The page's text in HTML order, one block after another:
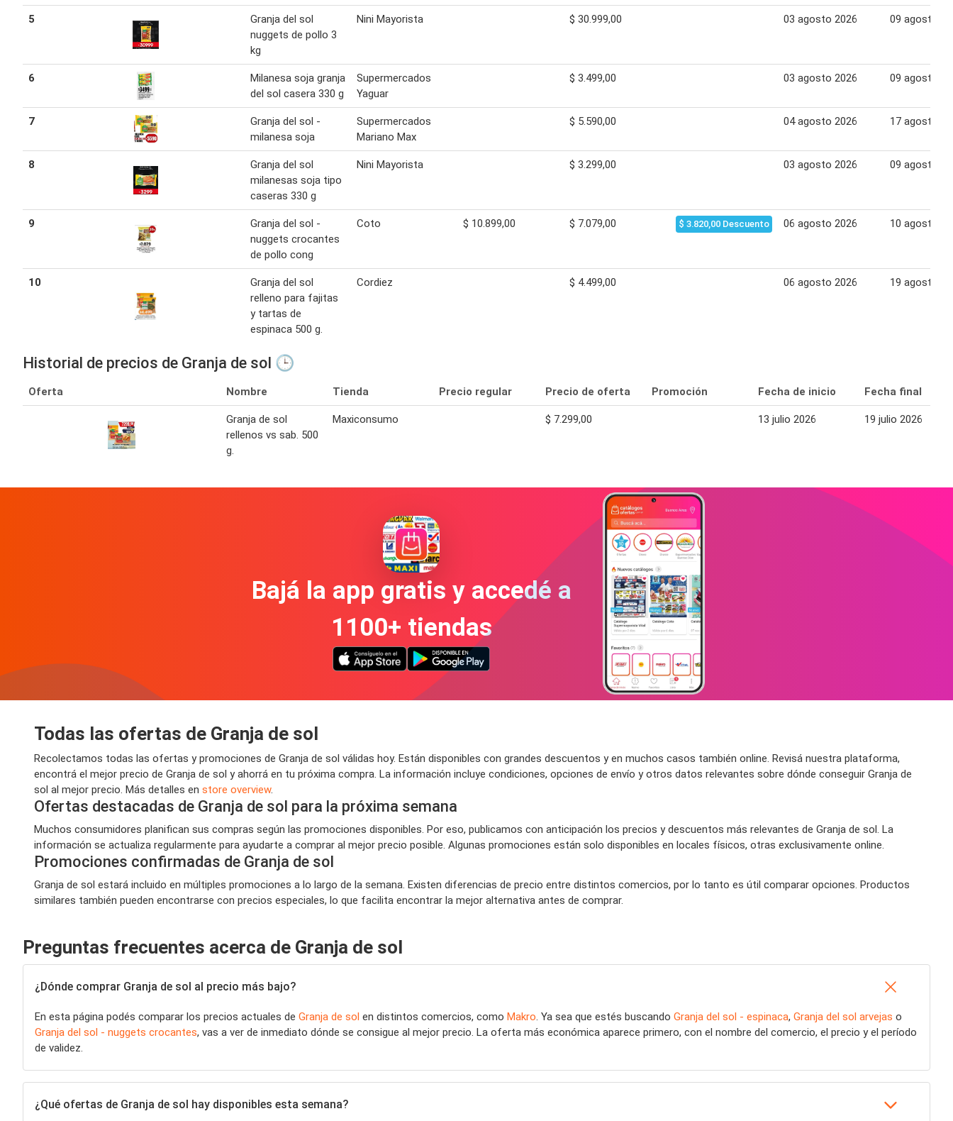
5
Granja del sol
nuggets de pollo 3
kg
Nini Mayorista $ 30.999,00 03 agosto 2026 09 agosto
6
Milanesa soja granja
del sol casera 330 g
Supermercados
Yaguar
$ 3.499,00 03 agosto 2026 09 agosto
7
Granja del sol -
milanesa soja
Supermercados
Mariano Max
$ 5.590,00 04 agosto 2026 17 agosto
8
Granja del sol
milanesas soja tipo
caseras 330 g
Nini Mayorista $ 3.299,00 03 agosto 2026 09 agosto
9
Granja del sol -
nuggets crocantes
de pollo cong
Coto $ 10.899,00 $ 7.079,00 $ 3.820,00 Descuento 06 agosto 2026 10 agosto
10
Granja del sol
relleno para fajitas
y tartas de
espinaca 500 g.
Cordiez $ 4.499,00 06 agosto 2026 19 agosto
Historial de precios de Granja de sol 🕒
Oferta Nombre Tienda Precio regular Precio de oferta Promoción Fecha de inicio Fecha final
Granja de sol
rellenos vs sab. 500
g.
Maxiconsumo $ 7.299,00 13 julio 2026 19 julio 2026
Bajá la app gratis y accedé a
1100+ tiendas
Todas las ofertas de Granja de sol
Recolectamos todas las ofertas y promociones de Granja de sol válidas hoy. Están disponibles con grandes descuentos y en muchos casos también online. Revisá nuestra plataforma,
encontrá el mejor precio de Granja de sol y ahorrá en tu próxima compra. La información incluye condiciones, opciones de envío y otros datos relevantes sobre dónde conseguir Granja de
sol al mejor precio. Más detalles en store overview.
Ofertas destacadas de Granja de sol para la próxima semana
Muchos consumidores planifican sus compras según las promociones disponibles. Por eso, publicamos con anticipación los precios y descuentos más relevantes de Granja de sol. La
información se actualiza regularmente para ayudarte a comprar al mejor precio posible. Algunas promociones están solo disponibles en locales físicos, otras exclusivamente online.
Promociones confirmadas de Granja de sol
Granja de sol estará incluido en múltiples promociones a lo largo de la semana. Existen diferencias de precio entre distintos comercios, por lo tanto es útil comparar opciones. Productos
similares también pueden encontrarse con precios especiales, lo que facilita encontrar la mejor alternativa antes de comprar.
Preguntas frecuentes acerca de Granja de sol
¿Dónde comprar Granja de sol al precio más bajo?
En esta página podés comparar los precios actuales de Granja de sol en distintos comercios, como Makro . Ya sea que estés buscando Granja del sol - espinaca, Granja del sol arvejas o
Granja del sol - nuggets crocantes, vas a ver de inmediato dónde se consigue al mejor precio. La oferta más económica aparece primero, con el nombre del comercio, el precio y el período
de validez.
¿Qué ofertas de Granja de sol hay disponibles esta semana?